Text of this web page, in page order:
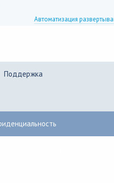
Автоматизация
Поддержка